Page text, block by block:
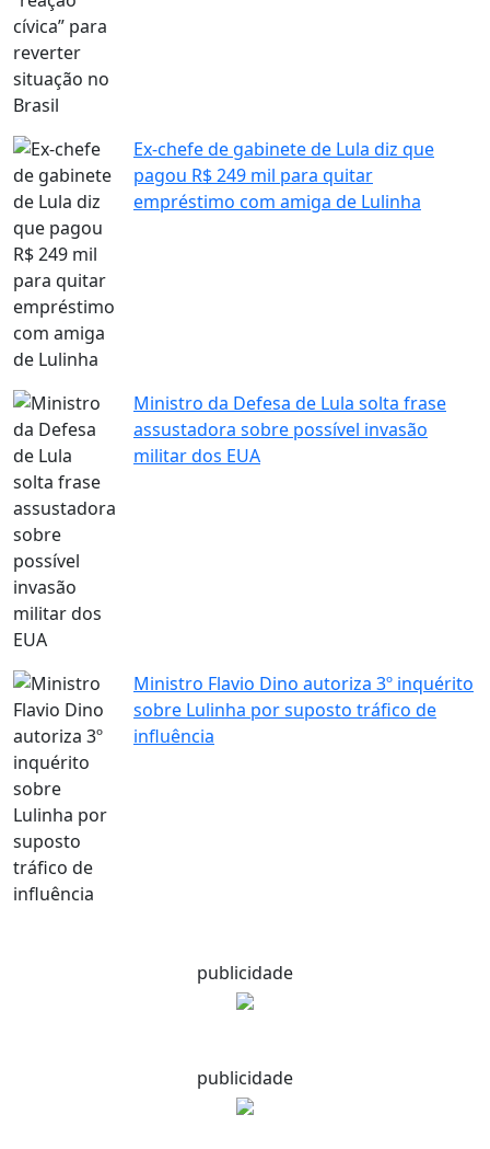
Ex-chefe de gabinete de Lula diz que
pagou R$ 249 mil para quitar
empréstimo com amiga de Lulinha
Ministro da Defesa de Lula solta frase
assustadora sobre possível invasão
militar dos EUA
Ministro Flavio Dino autoriza 3º inquérito
sobre Lulinha por suposto tráfico de
influência
publicidade
publicidade